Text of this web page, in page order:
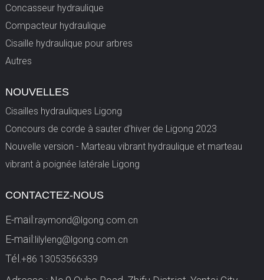
Concasseur hydraulique
Compacteur hydraulique
Cisaille hydraulique pour arbres
Autres
NOUVELLES
Cisailles hydrauliques Ligong
Concours de corde à sauter d'hiver de Ligong 2023
Nouvelle version - Marteau vibrant hydraulique et marteau
vibrant à poignée latérale Ligong
CONTACTEZ-NOUS
E-mail:raymond@lgong.com.cn
E-mail:lilyleng@lgong.com.cn
Tél. +86 13053566339